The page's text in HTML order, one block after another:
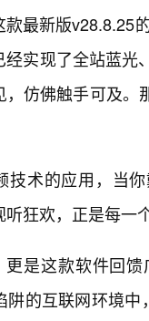
款最新版v28.8.25
实现了全站蓝
仿佛触手可及
技术的应用，当
狂欢，正是每一
更是这款软件回
阱的互联网环境